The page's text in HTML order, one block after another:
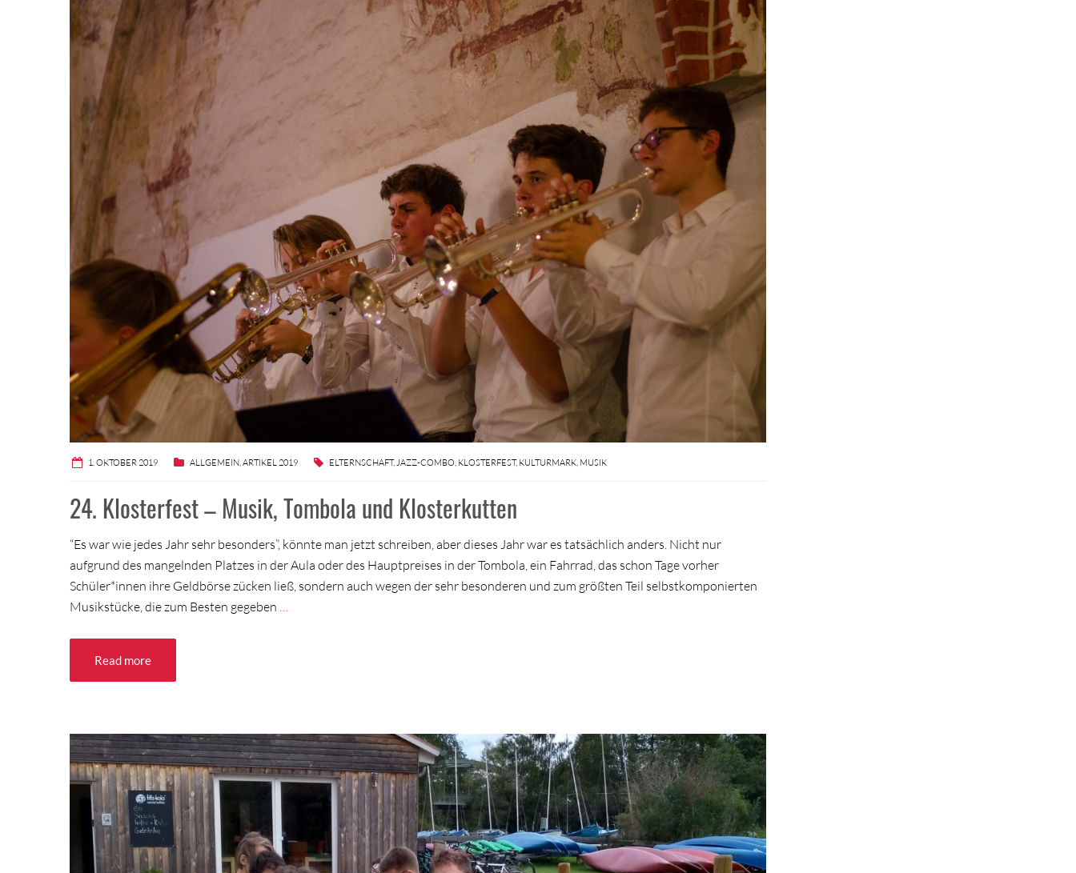
1. OKTOBER 2019 ALLGEMEIN ARTIKEL 2019 ELTERNSCHAFT, JAZZ-COMBO KLOSTERFEST, KULTURMARK MUSIK
24. Klosterfest – Musik, Tombola und Klosterkutten
“Es war wie jedes Jahr sehr besonders”, könnte man jetzt schreiben, aber dieses Jahr war es tatsächlich anders. Nicht nur
aufgrund des mangelnden Platzes in der Aula oder des Hauptpreises in der Tombola, ein Fahrrad, das schon Tage vorher
Schüler*innen ihre Geldbörse zücken ließ, sondern auch wegen der sehr besonderen und zum größten Teil selbstkomponierten
Musikstücke, die zum Besten gegeben
Read more